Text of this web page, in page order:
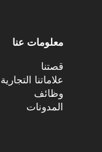
معلومات عنا
قصتنا
علاماتنا التجارية
وظائف
المدونات